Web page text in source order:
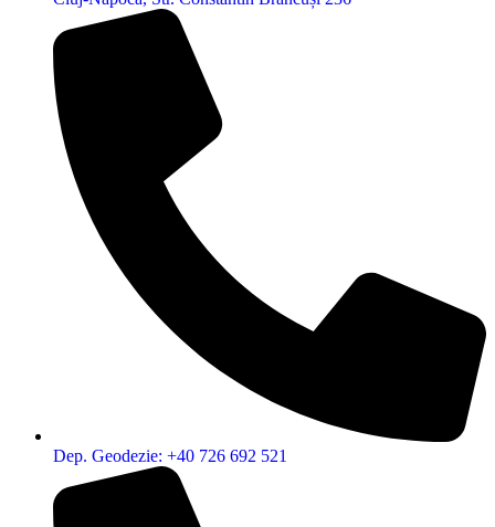
Dep. Geodezie: +40 726 692 521